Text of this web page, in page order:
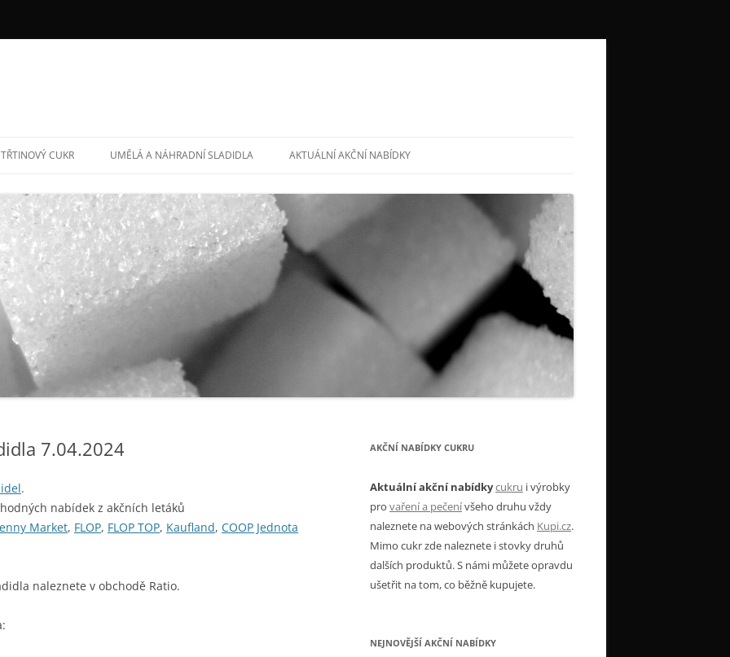
TŘTINOVÝ CUKR UMĚLÁ A NÁHRADNÍ SLADIDLA AKTUÁLNÍ AKČNÍ NABÍDKY
7.04.2024
.
nabídek z akčních letáků
Market, FLOP, FLOP TOP, Kaufland, COOP Jednota
naleznete v obchodě Ratio.
AKČNÍ NABÍDKY CUKRU
Aktuální akční nabídkycukru i výrobky
pro vaření a pečenívšeho druhu vždy
naleznete na webových stránkách Kupi.cz.
Mimo cukr zde naleznete i stovky druhů
dalších produktů. S námi můžete opravdu
ušetřit na tom, co běžně kupujete.
NEJNOVĚJŠÍ AKČNÍ NABÍDKY